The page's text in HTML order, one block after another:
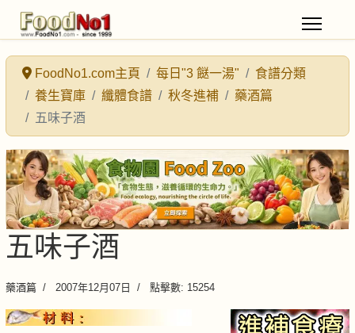
FoodNo1.com主頁 每日"3 餸一湯"
食譜分類
養生寶庫
纖體食譜 秋冬進補
藥酒篇
五味子酒
五味子酒
藥酒篇 2007年12月07日 點擊數: 15254